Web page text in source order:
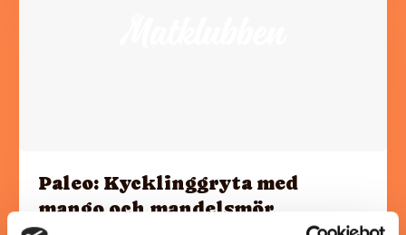
Paleo: Kycklinggryta med
mango och mandelsmör